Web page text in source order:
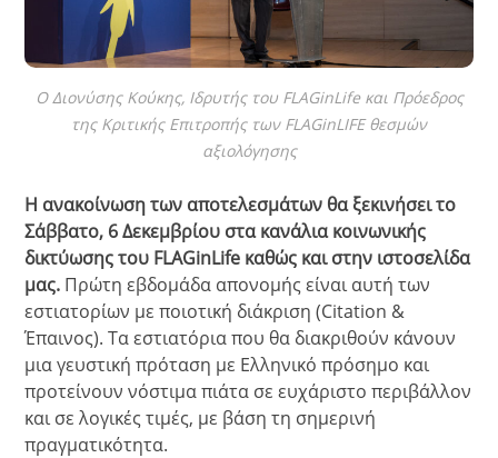
Ο Διονύσης Κούκης, Ιδρυτής του FLAGinLife και Πρόεδρος
της Κριτικής Επιτροπής των FLAGinLIFE θεσμών
αξιολόγησης
Η ανακοίνωση των αποτελεσμάτων θα ξεκινήσει το
Σάββατο, 6 Δεκεμβρίου στα κανάλια κοινωνικής
δικτύωσης του FLAGinLife καθώς και στην ιστοσελίδα
μας. Πρώτη εβδομάδα απονομής είναι αυτή των
εστιατορίων με ποιοτική διάκριση (Citation &
Έπαινος). Τα εστιατόρια που θα διακριθούν κάνουν
μια γευστική πρόταση με Ελληνικό πρόσημο και
προτείνουν νόστιμα πιάτα σε ευχάριστο περιβάλλον
και σε λογικές τιμές, με βάση τη σημερινή
πραγματικότητα.